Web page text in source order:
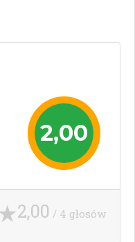
2,00
2,00 / 4 głosów